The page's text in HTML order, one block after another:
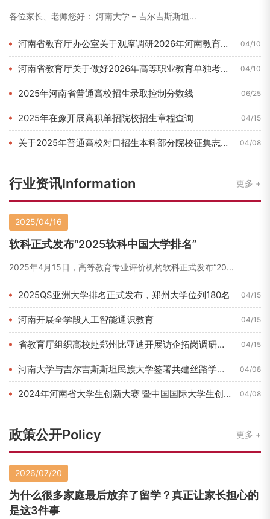
各位家长、老师您好： 河南大学 – 吉尔吉斯斯坦...
河南省教育厅办公室关于观摩调研2026年河南教育博览会的通知... 04/10
河南省教育厅关于做好2026年高等职业教育单独考试招生和技能... 04/10
2025年河南省普通高校招生录取控制分数线 06/25
2025年在豫开展高职单招院校招生章程查询 04/15
关于2025年普通高校对口招生本科部分院校征集志愿的通知 04/08
行业资讯Information 更多
2025/04/16
软科正式发布“2025软科中国大学排名”
2025年4月15日，高等教育专业评价机构软科正式发布“20...
2025QS亚洲大学排名正式发布，郑州大学位列180名 04/15
河南开展全学段人工智能通识教育 04/15
省教育厅组织高校赴郑州比亚迪开展访企拓岗调研活动 04/15
河南大学与吉尔吉斯斯坦民族大学签署共建丝路学院合作协议 04/08
2024年河南省大学生创新大赛 暨中国国际大学生创新大赛河南... 04/08
政策公开Policy 更多
2026/07/20
为什么很多家庭最后放弃了留学？真正让家长担心的
是这3件事